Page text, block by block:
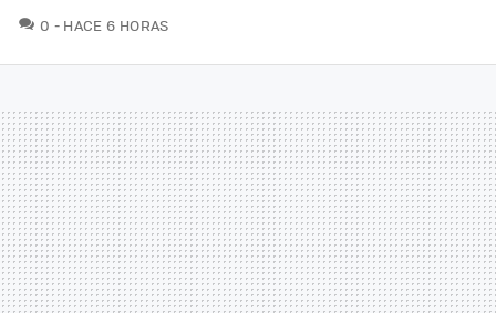
0 COMENTARIOS
HACE 6 HORAS